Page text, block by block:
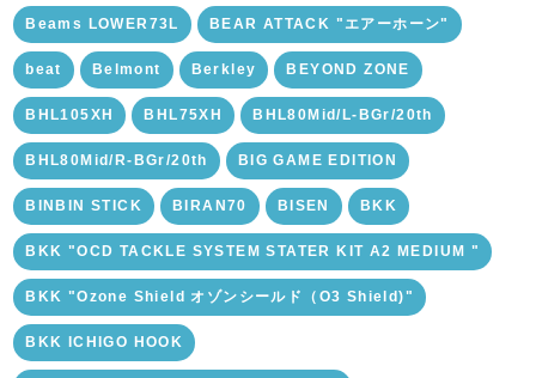
Beams LOWER73L BEAR ATTACK "エアーホーン"
beat Belmont Berkley BEYOND ZONE
BHL105XH BHL75XH BHL80Mid/L-BGr/20th
BHL80Mid/R-BGr/20th BIG GAME EDITION
BINBIN STICK BIRAN70 BISEN BKK
BKK "OCD TACKLE SYSTEM STATER KIT A2 MEDIUM "
BKK "Ozone Shield オゾンシールド（O3 Shield)"
BKK ICHIGO HOOK